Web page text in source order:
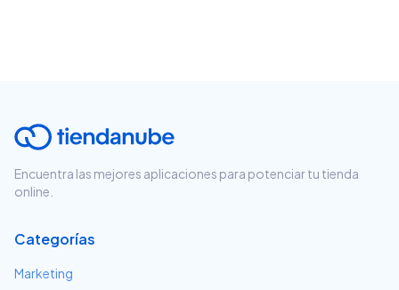
Encuentra las mejores aplicaciones para potenciar tu tienda
online.
Categorías
Marketing